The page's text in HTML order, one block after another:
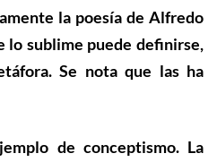
la poesía de Alfredo
lo sublime puede definirse,
.Se nota que lasha
de conceptismo. La